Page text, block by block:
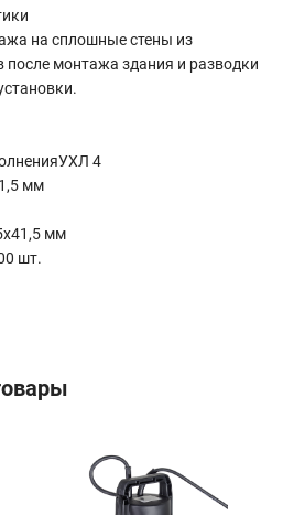
на сплошные стены из
после монтажа здания и разводки
4
мм
мм
шт.